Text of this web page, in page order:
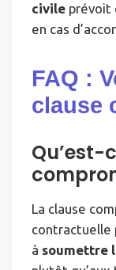
civile prévoit
en cas
FAQ :
clause
Qu’est-
La clause
contractuelle
à soumettre